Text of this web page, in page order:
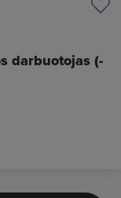
darbuotojas (-